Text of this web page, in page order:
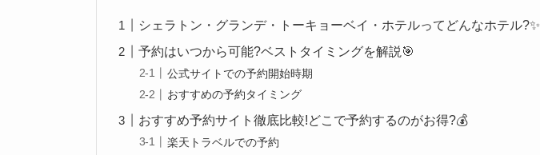
シェラトン・グランデ・トーキョーベイ・ホテルってどんなホテル?✨
予約はいつから可能?ベストタイミングを解説🎯
公式サイトでの予約開始時期
おすすめの予約タイミング
おすすめ予約サイト徹底比較!どこで予約するのがお得?💰
楽天トラベルでの予約